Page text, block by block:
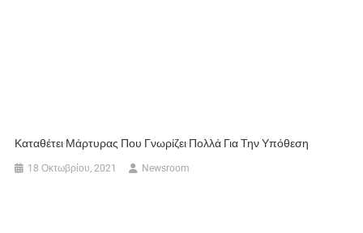
Καταθέτει Μάρτυρας Που Γνωρίζει Πολλά Για Την Υπόθεση
18 Οκτωβρίου, 2021 Newsroom